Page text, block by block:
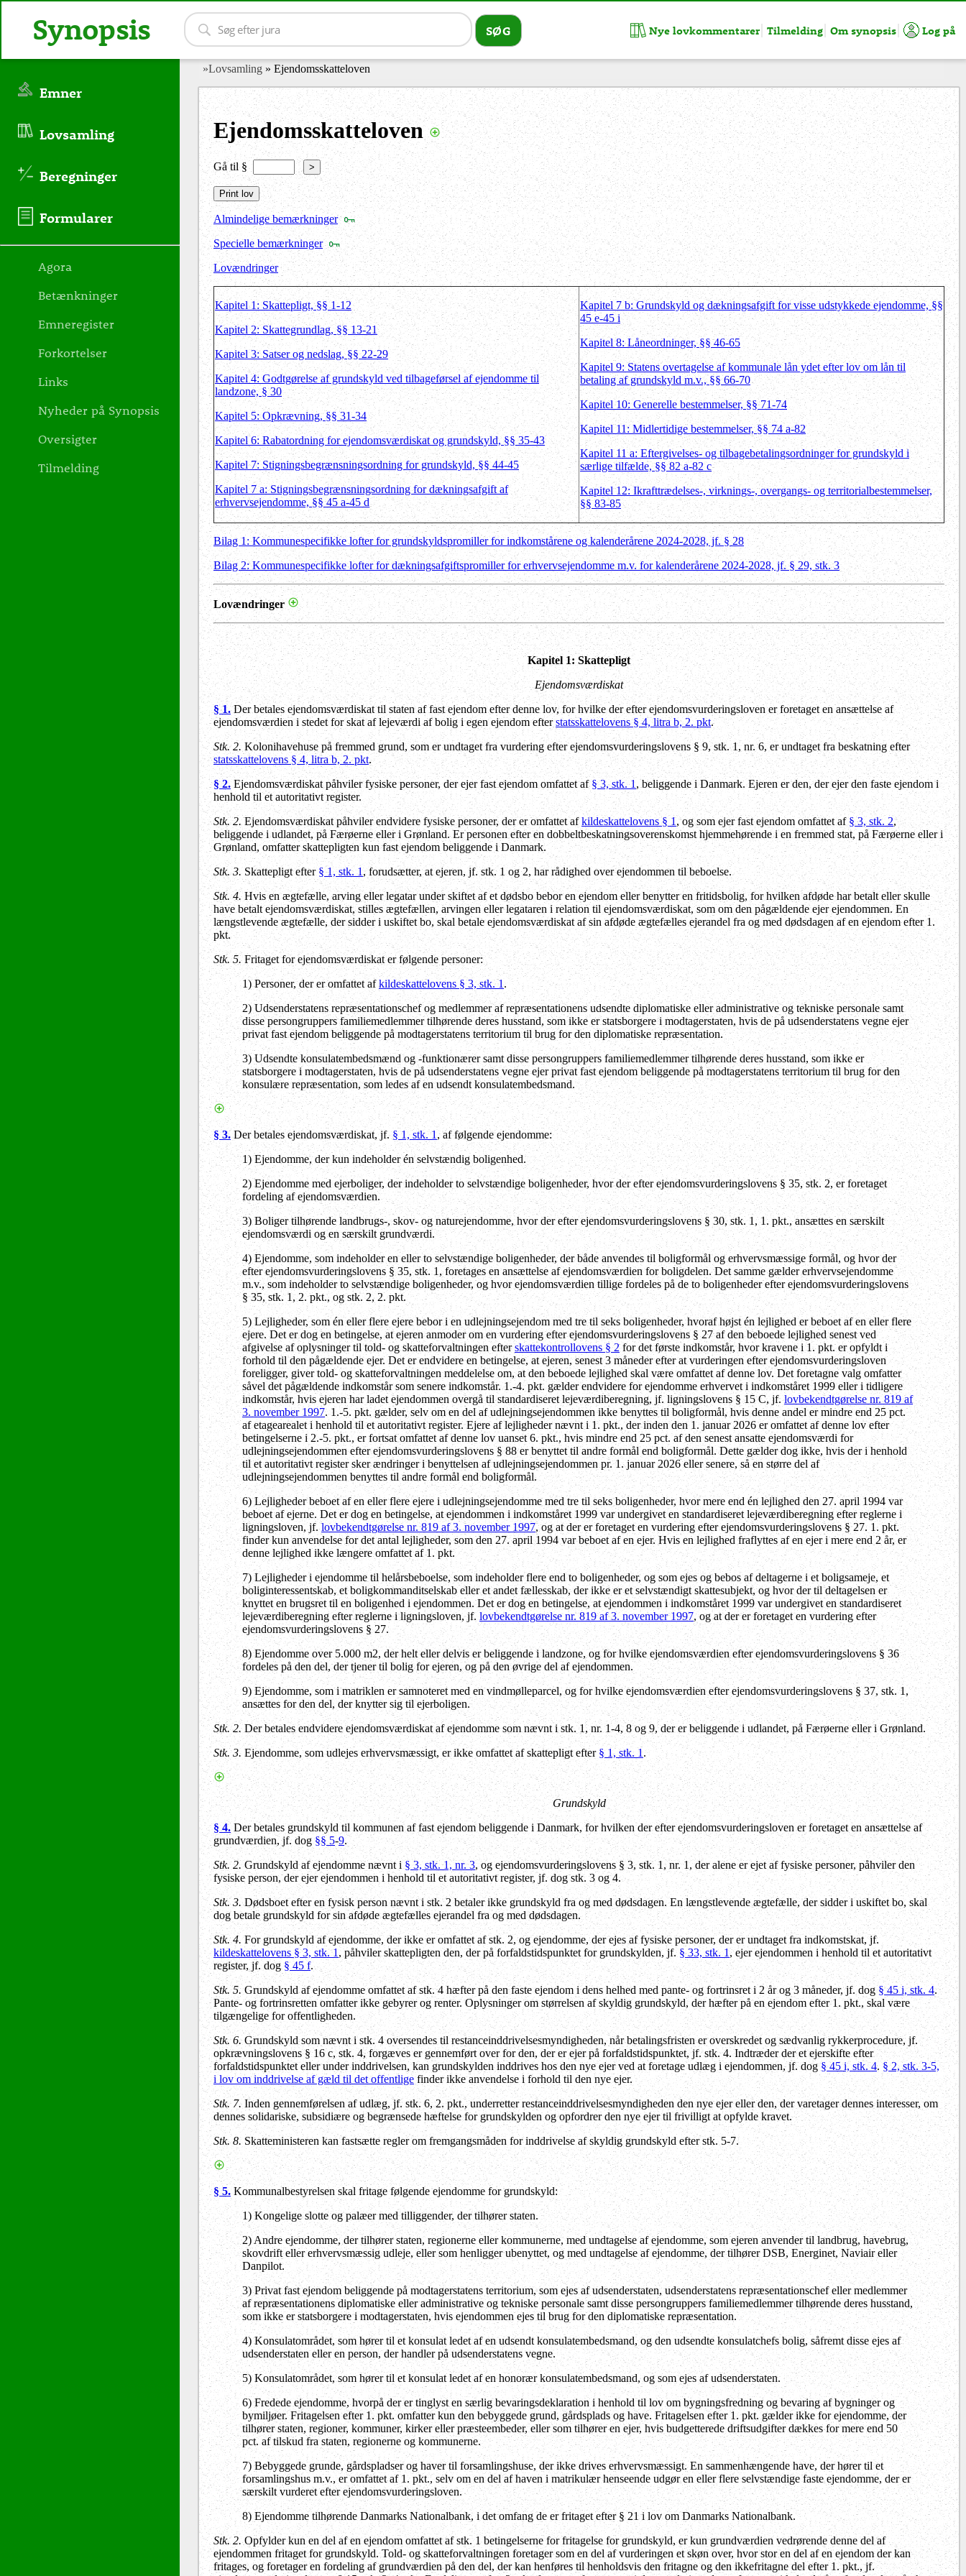
»Lovsamling » Ejendomsskatteloven
Ejendomsskatteloven
Gå til § >
Almindelige bemærkninger
Specielle bemærkninger
Lovændringer
Kapitel 1: Skattepligt, §§ 1-12
Kapitel 2: Skattegrundlag, §§ 13-21
Kapitel 3: Satser og nedslag, §§ 22-29
Kapitel 4: Godtgørelse af grundskyld ved tilbageførsel af ejendomme til
landzone, § 30
Kapitel 5: Opkrævning, §§ 31-34
Kapitel 6: Rabatordning for ejendomsværdiskat og grundskyld, §§ 35-43
Kapitel 7: Stigningsbegrænsningsordning for grundskyld, §§ 44-45
Kapitel 7 a: Stigningsbegrænsningsordning for dækningsafgift af
erhvervsejendomme, §§ 45 a-45 d
Kapitel 7 b: Grundskyld og dækningsafgift for visse udstykkede ejendomme, §§
45 e-45 i
Kapitel 8: Låneordninger, §§ 46-65
Kapitel 9: Statens overtagelse af kommunale lån ydet efter lov om lån til
betaling af grundskyld m.v., §§ 66-70
Kapitel 10: Generelle bestemmelser, §§ 71-74
Kapitel 11: Midlertidige bestemmelser, §§ 74 a-82
Kapitel 11 a: Eftergivelses- og tilbagebetalingsordninger for grundskyld i
særlige tilfælde, §§ 82 a-82 c
Kapitel 12: Ikrafttrædelses-, virknings-, overgangs- og territorialbestemmelser,
§§ 83-85
Bilag 1: Kommunespecifikke lofter for grundskyldspromiller for indkomstårene og kalenderårene 2024-2028, jf. § 28
Bilag 2: Kommunespecifikke lofter for dækningsafgiftspromiller for erhvervsejendomme m.v. for kalende‍rårene 2024-2028, jf. § 29, stk. 3
Lovændringer
Kapitel 1: Skattepligt
Ejendomsværdiskat
§ 1.Der betales ejendomsværdiskat til staten af fast ejendom efter denne lov, for hvilke der efter ejendomsvurderingsloven er foretaget en ansættelse af
ejendomsværdien i stedet for skat af lejeværdi af bolig i egen ejendom efterstatsskattelovens § 4, litra b, 2. pkt.
Stk. 2. Kolonihavehuse på fremmed grund, som er undtaget fra vurdering efter ejendomsvurderingslovens § 9, stk. 1, nr. 6, er undtaget fra beskatning efter
statsskattelovens § 4, litra b, 2. pkt.
§ 2. Ejendomsværdiskat påhviler fysiske personer, der ejer fast ejendom omfattet af§ 3, stk. 1 , beliggende i Danmark. Ejeren er den, der ejer den faste ejendom i
henhold til et autoritativt register.
Stk. 2.Ejendomsværdiskat påhviler endvidere fysiske personer, der er omfattet afkildeskattelovens § 1, og som ejer fast ejendom omfattet af§ 3, stk. 2,
beliggende i udlandet, på Færøerne eller i Grønland. Er personen efter en dobbeltbeskatningsoverenskomst hjemmehørende i en fremmed stat, på Færøerne eller i
Grønland, omfatter skattepligten kun fast ejendom beliggende i Danmark.
Stk. 3. Skattepligt efter§ 1, stk. 1, forudsætter, at ejeren, jf. stk. 1 og 2, har rådighed over ejendommen til beboelse.
Stk. 4.Hvis en ægtefælle, arving eller legatar under skiftet af et dødsbo bebor en ejendom eller benytter en fritidsbolig, for hvilken afdøde har betalt eller skulle
have betalt ejendomsværdiskat, stilles ægtefællen, arvingen eller legataren i relation til ejendomsværdiskat, som om den pågældende ejer ejendommen. En
længstlevende ægtefælle, der sidder i uskiftet bo, skal betale ejendomsværdiskat af sin afdøde ægtefælles ejerandel fra og med dødsdagen af en ejendom efter 1.
pkt.
Stk. 5.Fritaget for ejendomsværdiskat er følgende personer:
1) Personer, der er omfattet afkildeskattelovens § 3, stk. 1 .
2) Udsenderstatens repræsentationschef og medlemmer af repræsentationens udsendte diplomatiske eller administrative og tekniske personale samt
disse persongruppers familiemedlemmer tilhørende deres husstand, som ikke er statsborgere i modtagerstaten, hvis de på udsenderstatens vegne ejer
privat fast ejendom beliggende på modtagerstatens territorium til brug for den diplomatiske repræsentation.
3) Udsendte konsulatembedsmænd og -funktionærer samt disse persongruppers familiemedlemmer tilhørende deres husstand, som ikke er
statsborgere i modtagerstaten, hvis de på udsenderstatens vegne ejer privat fast ejendom beliggende på modtagerstatens territorium til brug for den
konsulære repræsentation, som ledes af en udsendt konsulatembedsmand.
§ 3. Der betales ejendomsværdiskat, jf. § 1, stk. 1 , af følgende ejendomme:
1) Ejendomme, der kun indeholder én selvstændig boligenhed.
2) Ejendomme med ejerboliger, der indeholder to selvstændige boligenheder, hvor der efter ejendomsvurderingslovens § 35, stk. 2, er foretaget
fordeling af ejendomsværdien.
3) Boliger tilhørende landbrugs-, skov- og naturejendomme, hvor der efter ejendomsvurderingslovens § 30, stk. 1, 1. pkt., ansættes en særskilt
ejendomsværdi og en særskilt grundværdi.
4) Ejendomme, som indeholder en eller to selvstændige boligenheder, der både anvendes til boligformål og erhvervsmæssige formål, og hvor der
efter ejendomsvurderingslovens § 35, stk. 1, foretages en ansættelse af ejendomsværdien for boligdelen. Det samme gælder erhvervsejendomme
m.v., som indeholder to selvstændige boligenheder, og hvor ejendomsværdien tillige fordeles på de to boligenheder efter ejendomsvurderingslovens
§ 35, stk. 1, 2. pkt., og stk. 2, 2. pkt.
5) Lejligheder, som én eller flere ejere bebor i en udlejningsejendom med tre til seks boligenheder, hvoraf højst én lejlighed er beboet af en eller flere
ejere. Det er dog en betingelse, at ejeren anmoder om en vurdering efter ejendomsvurderingslovens § 27 af den beboede lejlighed senest ved
afgivelse af oplysninger til told- og skatteforvaltningen efterskattekontrollovens § 2for det første indkomstår, hvor kravene i 1. pkt. er opfyldt i
forhold til den pågældende ejer. Det er endvidere en betingelse, at ejeren, senest 3 måneder efter at vurderingen efter ejendomsvurderingsloven
foreligger, giver told- og skatteforvaltningen meddelelse om, at den beboede lejlighed skal være omfattet af denne lov. Det foretagne valg omfatter
såvel det pågældende indkomstår som senere indkomstår. 1.-4. pkt. gælder endvidere for ejendomme erhvervet i indkomståret 1999 eller i tidligere
indkomstår, hvis ejeren har ladet ejendommen overgå til standardiseret lejeværdiberegning, jf. ligningslovens § 15 C, jf.lovbekendtgørelse nr. 819 af
3. november 1997. 1.-5. pkt. gælder, selv om en del af udlejningsejendommen ikke benyttes til boligformål, hvis denne andel er mindre end 25 pct.
af etagearealet i henhold til et autoritativt register. Ejere af lejligheder nævnt i 1. pkt., der inden den 1. januar 2026 er omfattet af denne lov efter
betingelserne i 2.-5. pkt., er fortsat omfattet af denne lov uanset 6. pkt., hvis mindre end 25 pct. af den senest ansatte ejendomsværdi for
udlejningsejendommen efter ejendomsvurderingslovens § 88 er benyttet til andre formål end boligformål. Dette gælder dog ikke, hvis der i henhold
til et autoritativt register sker ændringer i benyttelsen af udlejningsejendommen pr. 1. januar 2026 eller senere, så en større del af
udlejningsejendommen benyttes til andre formål end boligformål.
6) Lejligheder beboet af en eller flere ejere i udlejningsejendomme med tre til seks boligenheder, hvor mere end én lejlighed den 27. april 1994 var
beboet af ejerne. Det er dog en betingelse, at ejendommen i indkomståret 1999 var undergivet en standardiseret lejeværdiberegning efter reglerne i
ligningsloven, jf.lovbekendtgørelse nr. 819 af 3. november 1997, og at der er foretaget en vurdering efter ejendomsvurderingslovens § 27. 1. pkt.
finder kun anvendelse for det antal lejligheder, som den 27. april 1994 var beboet af en ejer. Hvis en lejlighed fraflyttes af en ejer i mere end 2 år, er
denne lejlighed ikke længere omfattet af 1. pkt.
7) Lejligheder i ejendomme til helårsbeboelse, som indeholder flere end to boligenheder, og som ejes og bebos af deltagerne i et boligsameje, et
boliginteressentskab, et boligkommanditselskab eller et andet fællesskab, der ikke er et selvstændigt skattesubjekt, og hvor der til deltagelsen er
knyttet en brugsret til en boligenhed i ejendommen. Det er dog en betingelse, at ejendommen i indkomståret 1999 var undergivet en standardiseret
lejeværdiberegning efter reglerne i ligningsloven, jf. lovbekendtgørelse nr. 819 af 3. november 1997, og at der er foretaget en vurdering efter
ejendomsvurderingslovens § 27.
8) Ejendomme over 5.000 m2, der helt eller delvis er beliggende i landzone, og for hvilke ejendomsværdien efter ejendomsvurderingslovens § 36
fordeles på den del, der tjener til bolig for ejeren, og på den øvrige del af ejendommen.
9) Ejendomme, som i matriklen er samnoteret med en vindmølleparcel, og for hvilke ejendomsværdien efter ejendomsvurderingslovens § 37, stk. 1,
ansættes for den del, der knytter sig til ejerboligen.
Stk. 2.Der betales endvidere ejendomsværdiskat af ejendomme som nævnt i stk. 1, nr. 1-4, 8 og 9, der er beliggende i udlandet, på Færøerne eller i Grønland.
Stk. 3. Ejendomme, som udlejes erhvervsmæssigt, er ikke omfattet af skattepligt efter § 1, stk. 1 .
Grundskyld
§ 4. Der betales grundskyld til kommunen af fast ejendom beliggende i Danmark, for hvilken der efter ejendomsvurderingsloven er foretaget en ansættelse af
grundværdien, jf. dog§§ 5-9.
Stk. 2. Grundskyld af ejendomme nævnt i§ 3, stk. 1, nr. 3, og ejendomsvurderingslovens § 3, stk. 1, nr. 1, der alene er ejet af fysiske personer, påhviler den
fysiske person, der ejer ejendommen i henhold til et autoritativt register, jf. dog stk. 3 og 4.
Stk. 3.Dødsboet efter en fysisk person nævnt i stk. 2 betaler ikke grundskyld fra og med dødsdagen. En længstlevende ægtefælle, der sidder i uskiftet bo, skal
dog betale grundskyld for sin afdøde ægtefælles ejerandel fra og med dødsdagen.
Stk. 4. For grundskyld af ejendomme, der ikke er omfattet af stk. 2, og ejendomme, der ejes af fysiske personer, der er undtaget fra indkomstskat, jf.
kildeskattelovens § 3, stk. 1, påhviler skattepligten den, der på forfaldstidspunktet for grundskylden, jf. § 33, stk. 1, ejer ejendommen i henhold til et autoritativt
register, jf. dog § 45 f.
Stk. 5. Grundskyld af ejendomme omfattet af stk. 4 hæfter på den faste ejendom i dens helhed med pante- og fortrinsret i 2 år og 3 måneder, jf. dog§ 45 i, stk. 4.
Pante- og fortrinsretten omfatter ikke gebyrer og renter. Oplysninger om størrelsen af skyldig grundskyld, der hæfter på en ejendom efter 1. pkt., skal være
tilgængelige for offentligheden.
Stk. 6.Grundskyld som nævnt i stk. 4 oversendes til restanceinddrivelsesmyndigheden, når betalingsfristen er overskredet og sædvanlig rykkerprocedure, jf.
opkrævningslovens § 16 c, stk. 4, forgæves er gennemført over for den, der er ejer på forfaldstidspunktet, jf. stk. 4. Indtræder der et ejerskifte efter
forfaldstidspunktet eller under inddrivelsen, kan grundskylden inddrives hos den nye ejer ved at foretage udlæg i ejendommen, jf. dog§ 45 i, stk. 4. § 2, stk. 3-5,
i lov om inddrivelse af gæld til det offentlige finder ikke anvendelse i forhold til den nye ejer.
Stk. 7.Inden gennemførelsen af udlæg, jf. stk. 6, 2. pkt., underretter restanceinddrivelsesmyndigheden den nye ejer eller den, der varetager dennes interesser, om
dennes solidariske, subsidiære og begrænsede hæftelse for grundskylden og opfordrer den nye ejer til frivilligt at opfylde kravet.
Stk. 8. Skatteministeren kan fastsætte regler om fremgangsmåden for inddrivelse af skyldig grundskyld efter stk. 5-7.
§ 5. Kommunalbestyrelsen skal fritage følgende ejendomme for grundskyld:
1) Kongelige slotte og palæer med tilliggender, der tilhører staten.
2) Andre ejendomme, der tilhører staten, regionerne eller kommunerne, med undtagelse af ejendomme, som ejeren anvender til landbrug, havebrug,
skovdrift eller erhvervsmæssig udleje, eller som henligger ubenyttet, og med undtagelse af ejendomme, der tilhører DSB, Energinet, Naviair eller
Danpilot.
3) Privat fast ejendom beliggende på modtagerstatens territorium, som ejes af udsenderstaten, udsenderstatens repræsentationschef eller medlemmer
af repræsentationens diplomatiske eller administrative og tekniske personale samt disse persongruppers familiemedlemmer tilhørende deres husstand,
som ikke er statsborgere i modtagerstaten, hvis ejendommen ejes til brug for den diplomatiske repræsentation.
4) Konsulatområdet, som hører til et konsulat ledet af en udsendt konsulatembedsmand, og den udsendte konsulatchefs bolig, såfremt disse ejes af
udsenderstaten eller en person, der handler på udsenderstatens vegne.
5) Konsulatområdet, som hører til et konsulat ledet af en honorær konsulatembedsmand, og som ejes af udsenderstaten.
6) Fredede ejendomme, hvorpå der er tinglyst en særlig bevaringsdeklaration i henhold til lov om bygningsfredning og bevaring af bygninger og
bymiljøer. Fritagelsen efter 1. pkt. omfatter kun den bebyggede grund, gårdsplads og have. Fritagelsen efter 1. pkt. gælder ikke for ejendomme, der
tilhører staten, regioner, kommuner, kirker eller præsteembeder, eller som tilhører en ejer, hvis budgetterede driftsudgifter dækkes for mere end 50
pct. af tilskud fra staten, regionerne og kommunerne.
7) Bebyggede grunde, gårdspladser og haver til forsamlingshuse, der ikke drives erhvervsmæssigt. En sammenhængende have, der hører til et
forsamlingshus m.v., er omfattet af 1. pkt., selv om en del af haven i matrikulær henseende udgør en eller flere selvstændige faste ejendomme, der er
særskilt vurderet efter ejendomsvurderingsloven.
8) Ejendomme tilhørende Danmarks Nationalbank, i det omfang de er fritaget efter § 21 i lov om Danmarks Nationalbank.
Stk. 2.Opfylder kun en del af en ejendom omfattet af stk. 1 betingelserne for fritagelse for grundskyld, er kun grundværdien vedrørende denne del af
ejendommen fritaget for grundskyld. Told- og skatteforvaltningen foretager som en del af vurderingen et skøn over, hvor stor en del af en ejendom der kan
fritages, og foretager en fordeling af grundværdien på den del, der kan henføres til henholdsvis den fritagne og den ikkefritagne del efter 1. pkt., jf.
Emner
Lovsamling
Beregninger
Formularer
Agora
Betænkninger
Emneregister
Forkortelser
Links
Nyheder på Synopsis
Oversigter
Tilmelding
Synopsis Nye lovkommentarer Tilmelding Om synopsis Log på